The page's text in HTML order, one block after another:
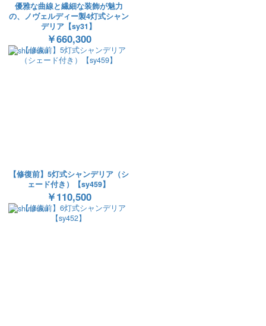
優雅な曲線と繊細な装飾が魅力
の、ノヴェルディー製4灯式シャン
デリア【sy31】
￥660,300
【修復前】5灯式シャンデリア（シ
ェード付き）【sy459】
￥110,500